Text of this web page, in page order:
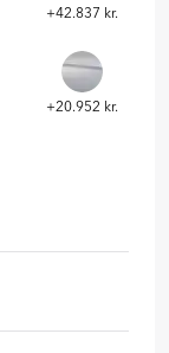
+42.837 kr.
+20.952 kr.